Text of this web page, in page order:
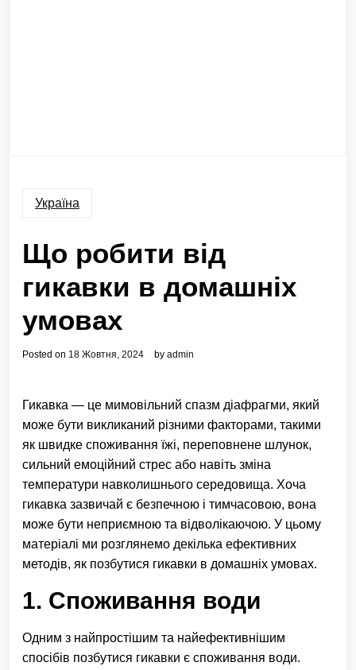
Україна
Що робити від
гикавки в домашніх
умовах
Posted on 18 Жовтня, 2024 by admin
Гикавка — це мимовільний спазм діафрагми, який
може бути викликаний різними факторами, такими
як швидке споживання їжі, переповнене шлунок,
сильний емоційний стрес або навіть зміна
температури навколишнього середовища. Хоча
гикавка зазвичай є безпечною і тимчасовою, вона
може бути неприємною та відволікаючою. У цьому
матеріалі ми розглянемо декілька ефективних
методів, як позбутися гикавки в домашніх умовах.
1. Споживання води
Одним з найпростішим та найефективнішим
спосібів позбутися гикавки є споживання води.